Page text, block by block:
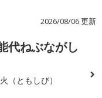
2026/08/06 更新
代ねぶながし
（ともしび）